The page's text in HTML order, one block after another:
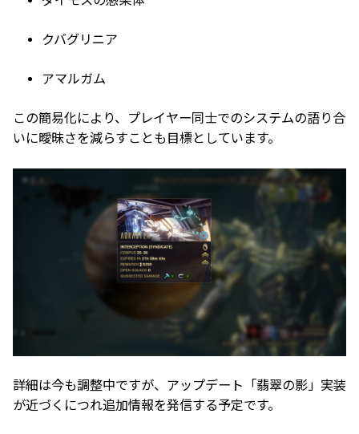
クバグリニア
アマルガム
この簡易化により、プレイヤー同士でのシステムの語り合
いに曖昧さを減らすことも目標としています。
詳細は今も調整中ですが、アップデート「翡翠の影」実装
が近づくにつれ追加情報を発信する予定です。